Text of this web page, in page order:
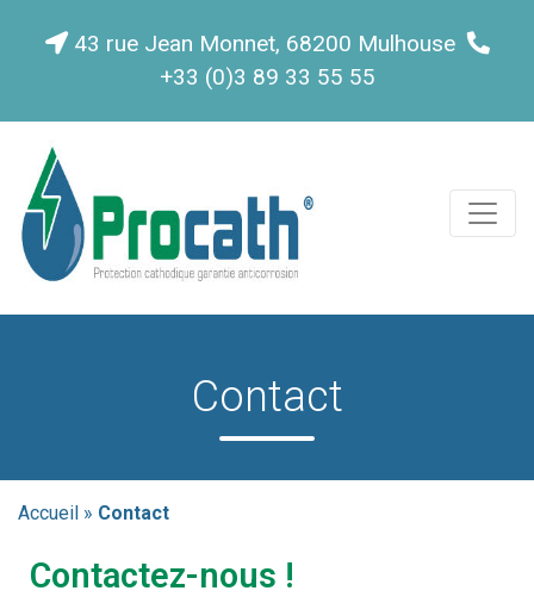
43 rue Jean Monnet, 68200 Mulhouse
+33 (0)3 89 33 55 55
Contact
Accueil » Contact
Contactez-nous !